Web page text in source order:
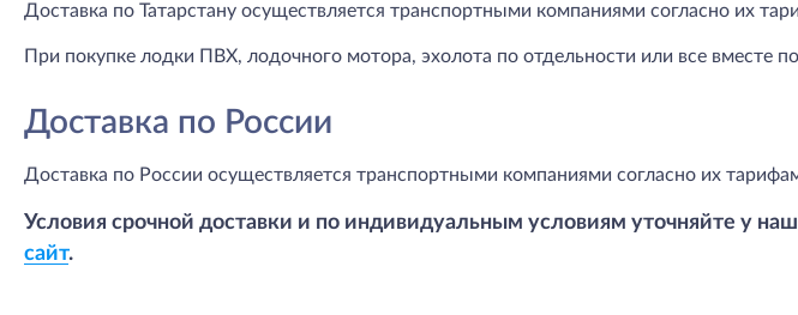
Доставка по Татарстану осуществляется транспортными компаниями согласно их
При покупке лодки ПВХ, лодочного мотора, эхолота по отдельности или все вместе
Доставка по России
Доставка по России осуществляется транспортными компаниями согласно их
Условия срочной доставки и по индивидуальным условиям уточняйте у
сайт.